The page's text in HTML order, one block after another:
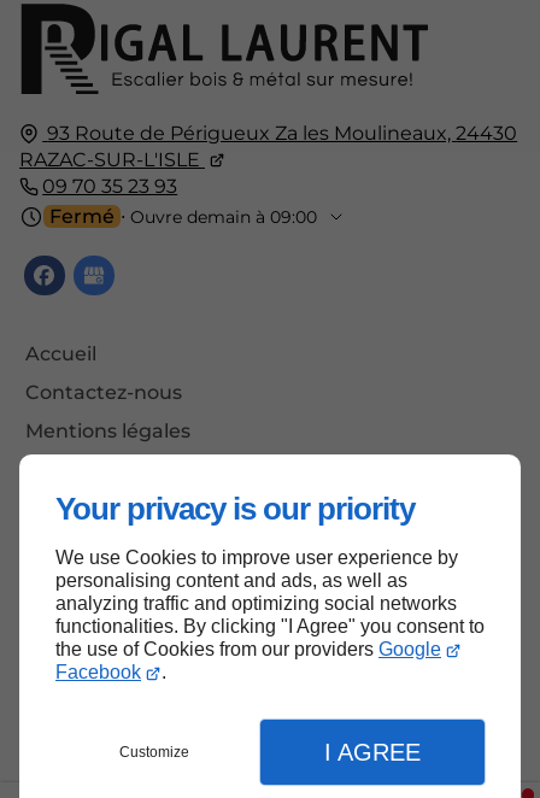
Your privacy is our priority
We use Cookies to improve user experience by
personalising content and ads, as well as
analyzing traffic and optimizing social networks
functionalities. By clicking "I Agree" you consent to
the use of Cookies from our providers Google
Facebook
.
Customize I AGREE
93 Route de Périgueux Za les Moulineaux,24430
RAZAC-SUR-L'ISLE
09 70 35 23 93
Fermé ⋅ Ouvre demain à 09:00
Accueil
Contactez-nous
Mentions légales
Haut de page